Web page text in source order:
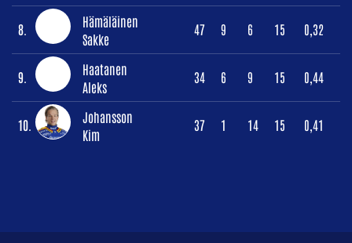
8.
Hämäläinen
Sakke
47 9 6 15 0,32
9.
Haatanen
Aleks
34 6 9 15 0,44
10.
Johansson
Kim
37 1 14 15 0,41